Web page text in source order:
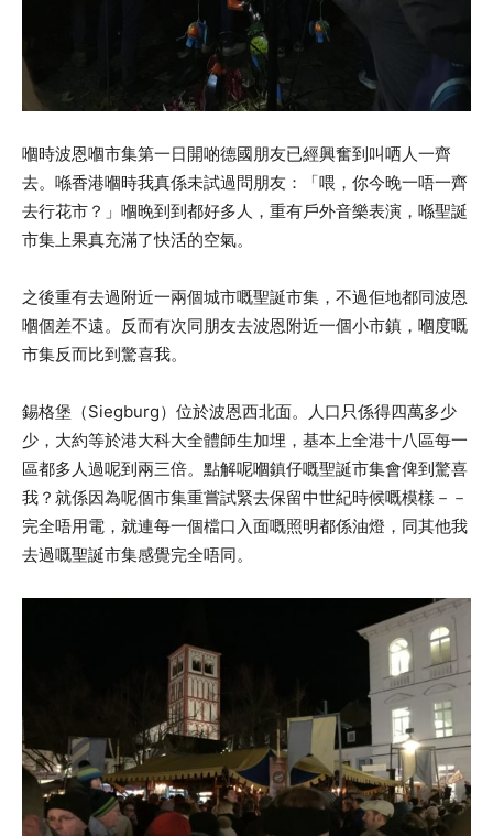
嗰時波恩嗰市集第一日開啲德國朋友已經興奮到叫哂人一齊
去。喺香港嗰時我真係未試過問朋友：「喂，你今晚一唔一齊
去行花市？」嗰晚到到都好多人，重有戶外音樂表演，喺聖誕
市集上果真充滿了快活的空氣。
之後重有去過附近一兩個城市嘅聖誕市集，不過佢地都同波恩
嗰個差不遠。反而有次同朋友去波恩附近一個小市鎮，嗰度嘅
市集反而比到驚喜我。
錫格堡（Siegburg）位於波恩西北面。人口只係得四萬多少
少，大約等於港大科大全體師生加埋，基本上全港十八區每一
區都多人過呢到兩三倍。點解呢嗰鎮仔嘅聖誕市集會俾到驚喜
我？就係因為呢個市集重嘗試緊去保留中世紀時候嘅模樣－－
完全唔用電，就連每一個檔口入面嘅照明都係油燈，同其他我
去過嘅聖誕市集感覺完全唔同。